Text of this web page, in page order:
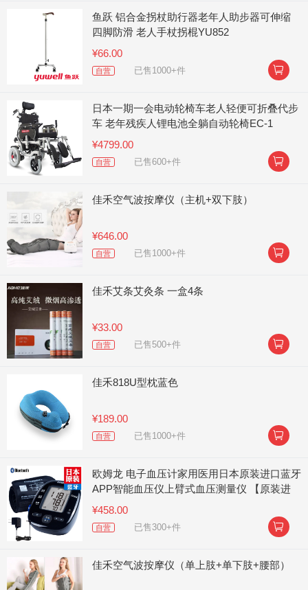
鱼跃 铝合金拐杖助行器老年人助步器可伸缩
四脚防滑 老人手杖拐棍YU852
¥66.00
自营 已售1000+件 
日本一期一会电动轮椅车老人轻便可折叠代步
车 老年残疾人锂电池全躺自动轮椅EC-1
¥4799.00
自营 已售600+件 
佳禾空气波按摩仪（主机+双下肢）
¥646.00
自营 已售1000+件 
佳禾艾条艾灸条 一盒4条
¥33.00
自营 已售500+件 
佳禾818U型枕蓝色
¥189.00
自营 已售1000+件 
欧姆龙 电子血压计家用医用日本原装进口蓝牙
APP智能血压仪上臂式血压测量仪 【原装进
口】J750
¥458.00
自营 已售300+件 
佳禾空气波按摩仪（单上肢+单下肢+腰部）